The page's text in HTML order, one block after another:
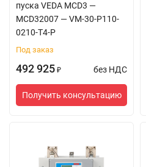
пуска VEDA MCD3 —
MCD32007 — VM-30-P110-
0210-T4-P
Под заказ
492 925 ₽ без НДС
Получить консультацию